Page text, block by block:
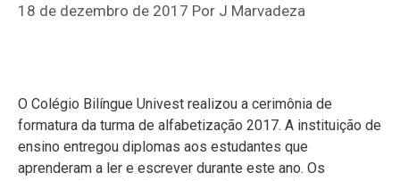
18 de dezembro de 2017 Por J Marvadeza
O Colégio Bilíngue Univest realizou a cerimônia de
formatura da turma de alfabetização 2017. A instituição de
ensino entregou diplomas aos estudantes que
aprenderam a ler e escrever durante este ano. Os